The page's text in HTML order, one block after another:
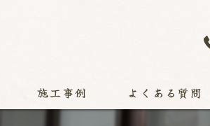
施工事例 よくある質問